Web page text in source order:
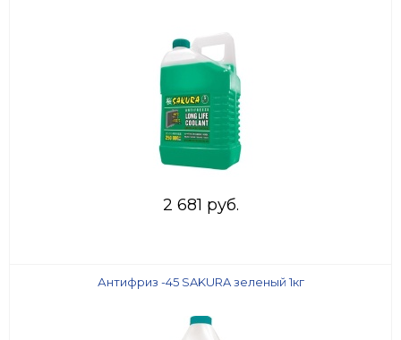
2 681 руб.
Антифриз -45 SAKURA зеленый 1кг